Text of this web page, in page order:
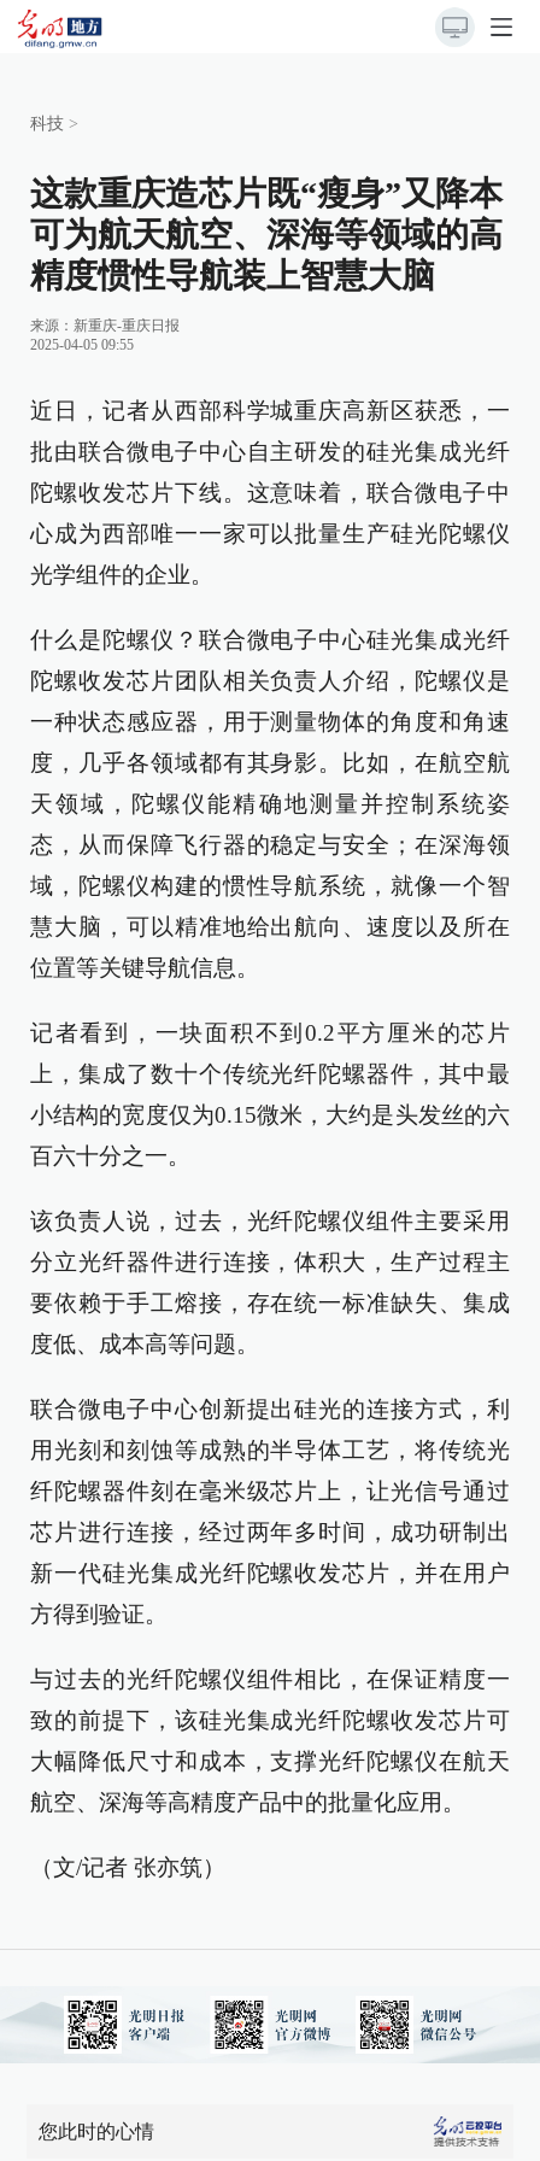
科技 >
这款重庆造芯片既“瘦身”又降本
可为航天航空、深海等领域的高
精度惯性导航装上智慧大脑
来源： 新重庆-重庆日报
2025-04-05 09:55
近日，记者从西部科学城重庆高新区获悉，一
批由联合微电子中心自主研发的硅光集成光纤
陀螺收发芯片下线。这意味着，联合微电子中
心成为西部唯一一家可以批量生产硅光陀螺仪
光学组件的企业。
什么是陀螺仪？联合微电子中心硅光集成光纤
陀螺收发芯片团队相关负责人介绍，陀螺仪是
一种状态感应器，用于测量物体的角度和角速
度，几乎各领域都有其身影。比如，在航空航
天领域，陀螺仪能精确地测量并控制系统姿
态，从而保障飞行器的稳定与安全；在深海领
域，陀螺仪构建的惯性导航系统，就像一个智
慧大脑，可以精准地给出航向、速度以及所在
位置等关键导航信息。
记者看到，一块面积不到0.2平方厘米的芯片
上，集成了数十个传统光纤陀螺器件，其中最
小结构的宽度仅为0.15微米，大约是头发丝的六
百六十分之一。
该负责人说，过去，光纤陀螺仪组件主要采用
分立光纤器件进行连接，体积大，生产过程主
要依赖于手工熔接，存在统一标准缺失、集成
度低、成本高等问题。
联合微电子中心创新提出硅光的连接方式，利
用光刻和刻蚀等成熟的半导体工艺，将传统光
纤陀螺器件刻在毫米级芯片上，让光信号通过
芯片进行连接，经过两年多时间，成功研制出
新一代硅光集成光纤陀螺收发芯片，并在用户
方得到验证。
与过去的光纤陀螺仪组件相比，在保证精度一
致的前提下，该硅光集成光纤陀螺收发芯片可
大幅降低尺寸和成本，支撑光纤陀螺仪在航天
航空、深海等高精度产品中的批量化应用。
（文/记者 张亦筑）
您此时的心情